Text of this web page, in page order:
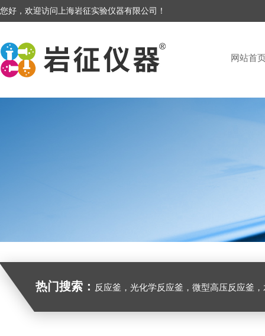
您好，欢迎访问上海岩征实验仪器有限公司！
网站首
热门搜索： 反应釜，光化学反应釜，微型高压反应釜